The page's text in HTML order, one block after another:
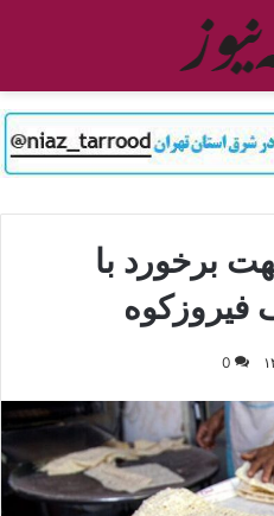
برخورد با
فیروزکوه
0